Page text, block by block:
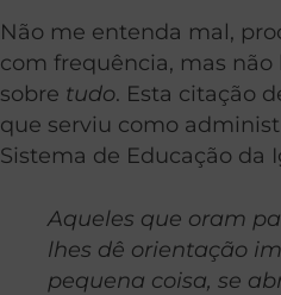
Não me entenda mal,
com frequência, mas não
sobre tudo. Esta citação
que serviu como
Sistema de Educação da
Aqueles que oram
lhes dê orientação
pequena coisa, se